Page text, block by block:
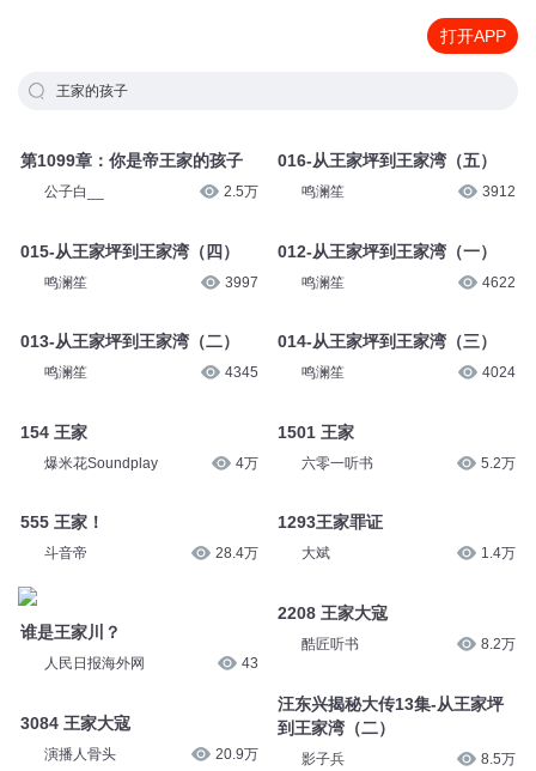
打开APP
王家的孩子
第1099章：你是帝王家的孩子
公子白__ 2.5万
015-从王家坪到王家湾（四）
鸣澜笙 3997
013-从王家坪到王家湾（二）
鸣澜笙 4345
154 王家
爆米花Soundplay 4万
555 王家！
斗音帝 28.4万
谁是王家川？
人民日报海外网 43
3084 王家大寇
演播人骨头 20.9万
016-从王家坪到王家湾（五）
鸣澜笙 3912
012-从王家坪到王家湾（一）
鸣澜笙 4622
014-从王家坪到王家湾（三）
鸣澜笙 4024
1501 王家
六零一听书 5.2万
1293王家罪证
大斌 1.4万
2208 王家大寇
酷匠听书 8.2万
汪东兴揭秘大传13集-从王家坪
到王家湾（二）
影子兵 8.5万